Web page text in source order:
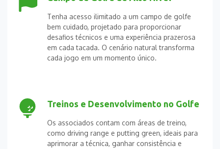
Tenha acesso ilimitado a um campo de golfe
bem cuidado, projetado para proporcionar
desafios técnicos e uma experiência prazerosa
em cada tacada. O cenário natural transforma
cada jogo em um momento único.
Treinos e Desenvolvimento no Golfe
Os associados contam com áreas de treino,
como driving range e putting green, ideais para
aprimorar a técnica, ganhar consistência e